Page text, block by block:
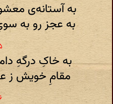
به آستانه‌ی
به عجز رو به
به خاکِ درگهِ
مقامِ خویش ز